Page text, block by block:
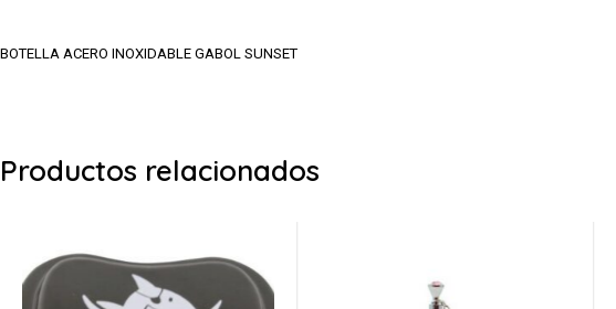
BOTELLA ACERO INOXIDABLE GABOL SUNSET
Productos relacionados